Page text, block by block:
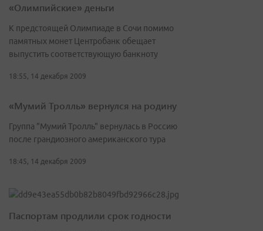
«Олимпийские» деньги
К предстоящей Олимпиаде в Сочи помимо
памятных монет Центробанк обещает
выпустить соответствующую банкноту
18:55, 14 декабря 2009
«Мумий Тролль» вернулся на родину
Группа "Мумий Тролль" вернулась в Россию
после грандиозного американского тура
18:45, 14 декабря 2009
Паспортам продлили срок годности